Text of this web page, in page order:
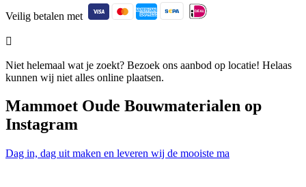
Veilig betalen met

Niet helemaal wat je zoekt? Bezoek ons aanbod op locatie! Helaas
kunnen wij niet alles online plaatsen.
Mammoet Oude Bouwmaterialen op
Instagram
Dag in, dag uit maken en leveren wij de mooiste ma